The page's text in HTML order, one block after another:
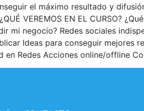
el máximo resultado y
VEREMOS EN EL CURSO?
mi negocio? Redes sociales
Ideas para conseguir mejores
en Redes Acciones online/offline